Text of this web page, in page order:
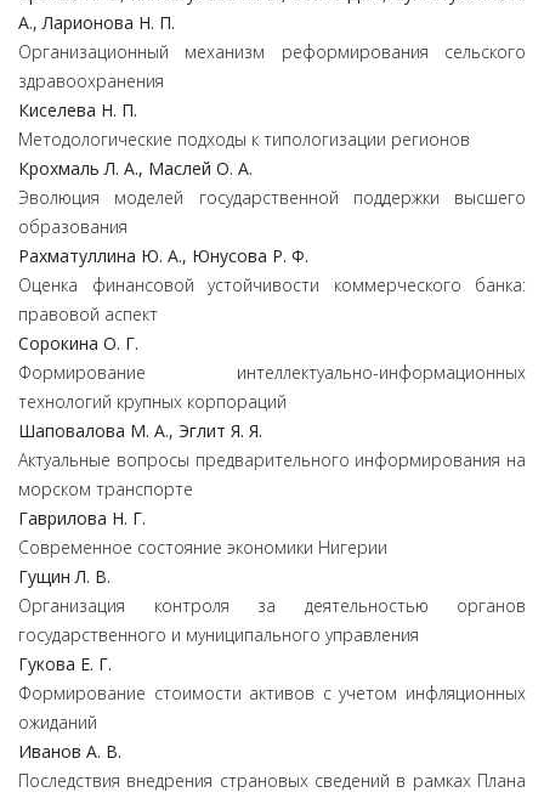
А., Ларионова Н. П.
Организационный механизм реформирования сельского
здравоохранения
Киселева Н. П.
Методологические подходы к типологизации регионов
Крохмаль Л. А., Маслей О. А.
Эволюция моделей государственной поддержки высшего
образования
Рахматуллина Ю. А., Юнусова Р. Ф.
Оценка финансовой устойчивости коммерческого банка:
правовой аспект
Сорокина О. Г.
Формирование интеллектуально-информационных
технологий крупных корпораций
Шаповалова М. А., Эглит Я. Я.
Актуальные вопросы предварительного информирования на
морском транспорте
Гаврилова Н. Г.
Современное состояние экономики Нигерии
Гущин Л. В.
Организация контроля за деятельностью органов
государственного и муниципального управления
Гукова Е. Г.
Формирование стоимости активов с учетом инфляционных
ожиданий
Иванов А. В.
Последствия внедрения страновых сведений в рамках Плана